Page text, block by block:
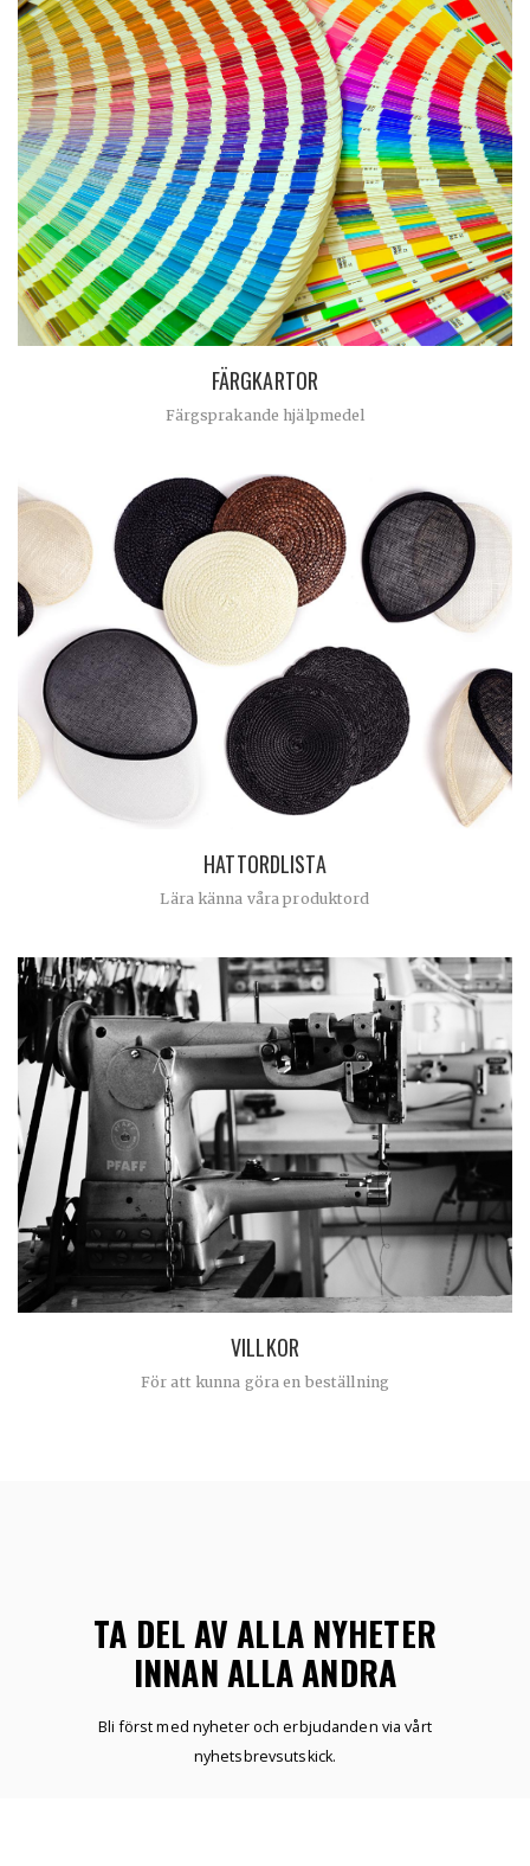
FÄRGKARTOR
Färgsprakande hjälpmedel
HATTORDLISTA
Lära känna våra produktord
VILLKOR
För att kunna göra en beställning
TA DEL AV ALLA NYHETER
INNAN ALLA ANDRA
Bli först med nyheter och erbjudanden via vårt
nyhetsbrevsutskick.